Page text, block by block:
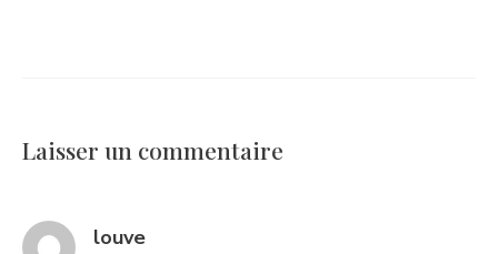
Laisser un commentaire
louvesays: